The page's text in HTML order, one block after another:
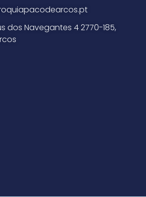
dos Navegantes 4 2770-185,